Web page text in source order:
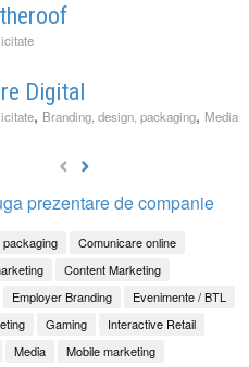
Digital
, Branding, design, packaging, Media
prezentare de companie
packaging
Comunicare online
Content Marketing
Employer Branding
Evenimente / BTL
Gaming
Interactive Retail
Media
Mobile marketing